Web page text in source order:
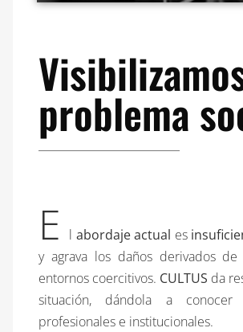
problema
E l abordajeactual es
y agrava los daños derivados
entornos coercitivos. CULTUS da
situación, dándola a
profesionales e institucionales.